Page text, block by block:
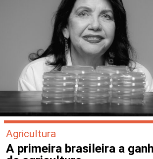
Agricultura
A primeira brasileira a